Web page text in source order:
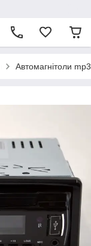
Автомагнітоли